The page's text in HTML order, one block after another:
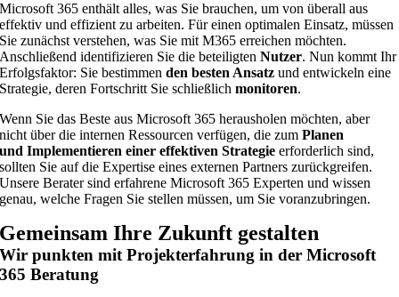
Microsoft 365 enthält alles, was Sie brauchen, um von überall aus
effektiv und effizient zu arbeiten. Für einen optimalen Einsatz, müssen
Sie zunächst verstehen, was Sie mit M365 erreichen möchten.
Anschließend identifizieren Sie die beteiligtenNutzer. Nun kommt Ihr
Erfolgsfaktor: Sie bestimmenden besten Ansatz und entwickeln eine
Strategie, deren Fortschritt Sie schließlichmonitoren.
Wenn Sie das Beste aus Microsoft 365 herausholen möchten, aber
nicht über die internen Ressourcen verfügen, die zumPlanen
und Implementieren einer effektiven Strategie erforderlich sind,
sollten Sie auf die Expertise eines externen Partners zurückgreifen.
Unsere Berater sind erfahrene Microsoft 365 Experten und wissen
genau, welche Fragen Sie stellen müssen, um Sie voranzubringen.
Gemeinsam Ihre Zukunft gestalten
Wir punkten mit Projekterfahrung in der Microsoft
365 Beratung